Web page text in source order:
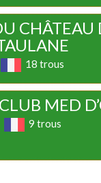
CHÂTEAU
18 trous
MED
9 trous